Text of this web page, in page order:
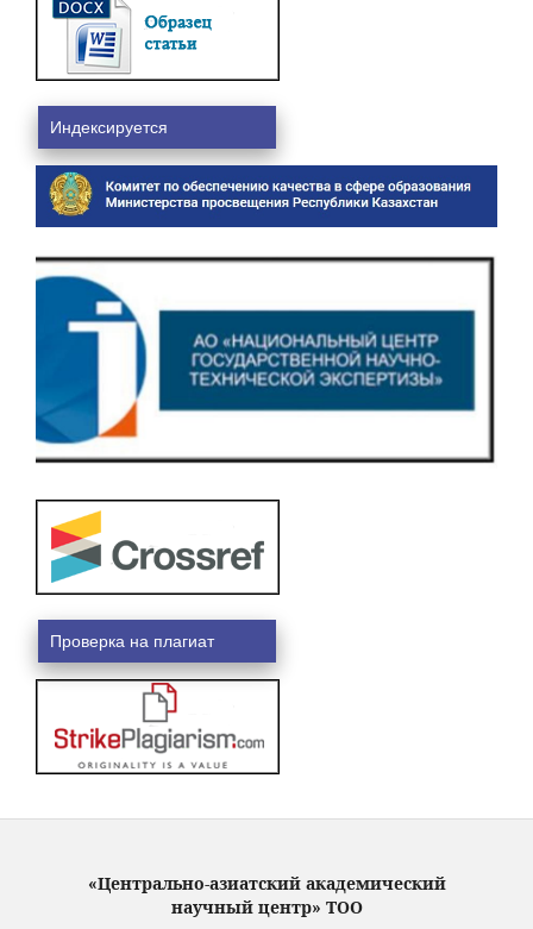
Индексируется
Проверка на плагиат
«Центрально-азиатский академический
научный центр» ТОО